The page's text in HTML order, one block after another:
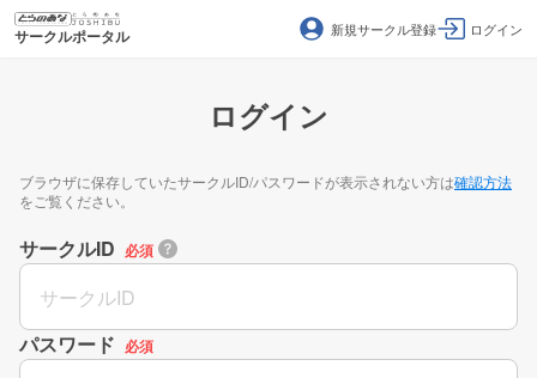
サークルポータル 新規サークル登録 ログイン
ログイン
ブラウザに保存していたサークルID/パスワードが表示されない方は確認方法
をご覧ください。
サークルID 必須
パスワード 必須